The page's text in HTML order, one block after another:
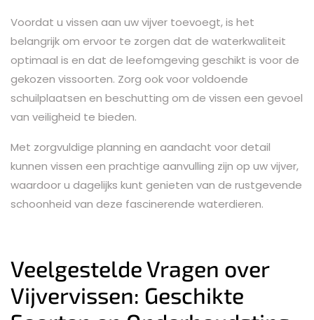
Voordat u vissen aan uw vijver toevoegt, is het
belangrijk om ervoor te zorgen dat de waterkwaliteit
optimaal is en dat de leefomgeving geschikt is voor de
gekozen vissoorten. Zorg ook voor voldoende
schuilplaatsen en beschutting om de vissen een gevoel
van veiligheid te bieden.
Met zorgvuldige planning en aandacht voor detail
kunnen vissen een prachtige aanvulling zijn op uw vijver,
waardoor u dagelijks kunt genieten van de rustgevende
schoonheid van deze fascinerende waterdieren.
Veelgestelde Vragen over
Vijvervissen: Geschikte